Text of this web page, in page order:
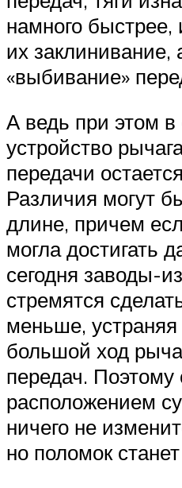
намного быстрее,
их заклинивание,
«выбивание»
А ведь при этом
устройство
передачи
Различия могут
длине, причем
могла достигать
сегодня заводы-
стремятся
меньше,
большой ход
передач.
расположением
ничего не
но поломок